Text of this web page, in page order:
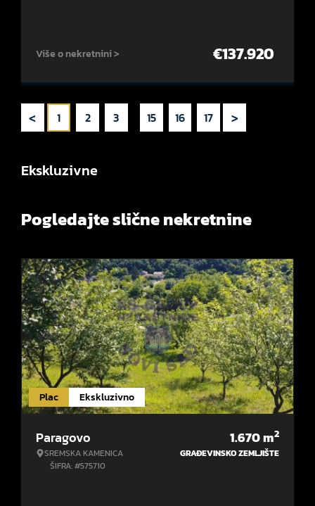
Više o nekretnini > €137.920
< 1 2 3 15 16 17 >
Ekskluzivne
Pogledajte slične nekretnine
Plac Ekskluzivno
Paragovo
SREMSKA KAMENICA
ŠIFRA: #575710
1.670m2
GRAĐEVINSKO ZEMLJIŠTE